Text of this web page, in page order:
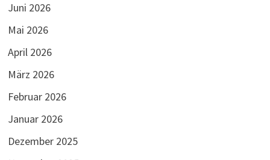
Juni 2026
Mai 2026
April 2026
März 2026
Februar 2026
Januar 2026
Dezember 2025